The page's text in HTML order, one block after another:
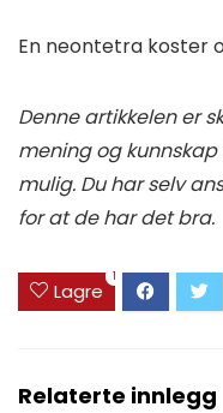
En neontetra koster
Denne artikkelen er
mening og
mulig. Du har selv
for at de har det bra.
Lagre
1
Relaterte innlegg